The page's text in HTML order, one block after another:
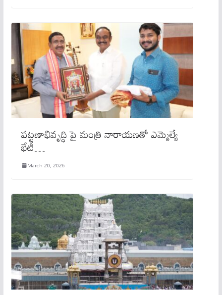
పట్టణాభివృద్ధి పై మంత్రి నారాయణతో ఎమ్మెల్యే
భేటీ…
March 20, 2026